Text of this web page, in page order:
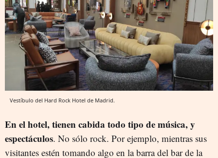
Vestíbulo del Hard Rock Hotel de Madrid.
En el hotel, tienen cabida todo tipo de música, y
espectáculos. No sólo rock. Por ejemplo, mientras sus
visitantes estén tomando algo en la barra del bar de la